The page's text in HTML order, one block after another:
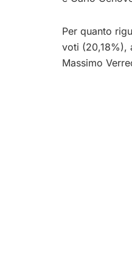
Per quanto
voti (20,18%),
Massimo